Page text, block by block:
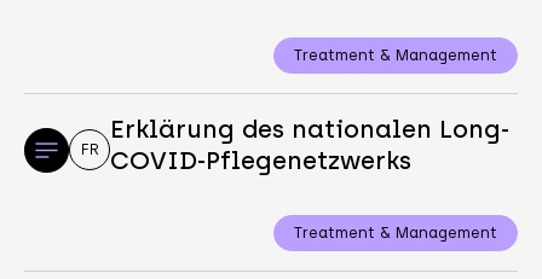
Treatment & Management
FR
Erklärung des nationalen Long-
COVID-Pflegenetzwerks
Treatment & Management